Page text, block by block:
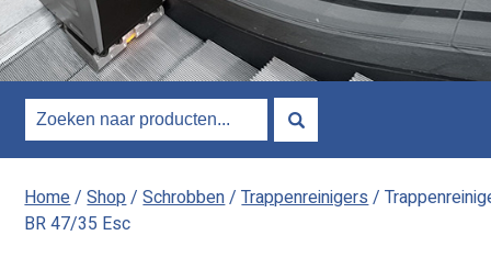
Home/Shop/Schrobben/Trappenreinigers/
BR 47/35 Esc